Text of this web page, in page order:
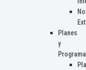
Planes
y